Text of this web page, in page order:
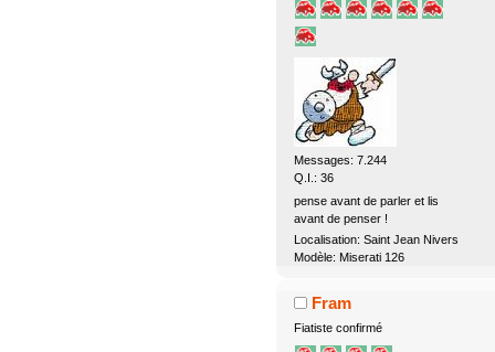
Messages: 7.244
Q.I.: 36
pense avant de parler et lis
avant de penser !
Localisation: Saint Jean Nivers
Modèle: Miserati 126
Fram
Fiatiste confirmé